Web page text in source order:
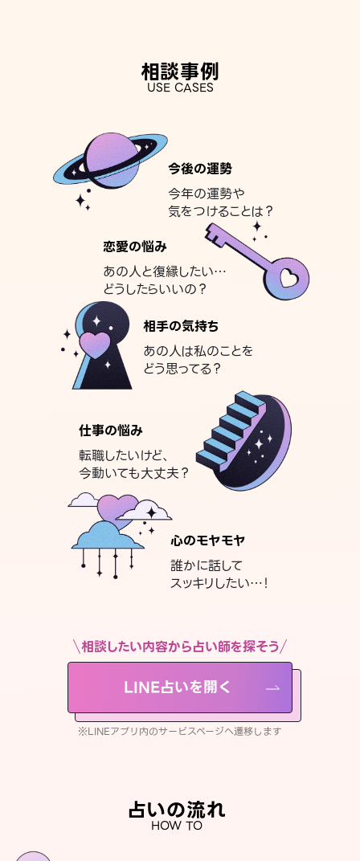
相談事例
USE CASES
今後の運勢
今年の運勢や
気をつけることは？
恋愛の悩み
あの人と復縁したい…
どうしたらいいの？
相手の気持ち
あの人は私のことを
どう思ってる？
仕事の悩み
転職したいけど、
今動いても大丈夫？
心のモヤモヤ
誰かに話して
スッキリしたい…！
相談したい内容から占い師を探そう
LINE占いを開く
※LINEアプリ内のサービスページへ遷移します
占いの流れ
HOW TO